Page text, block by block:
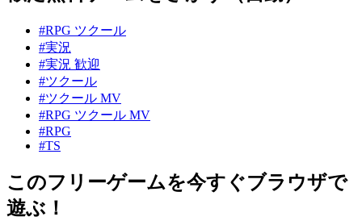
#RPG ツクール
#実況
#実況 歓迎
#ツクール
#ツクール MV
#RPG ツクール MV
#RPG
#TS
このフリーゲームを今すぐブラウザで
遊ぶ！